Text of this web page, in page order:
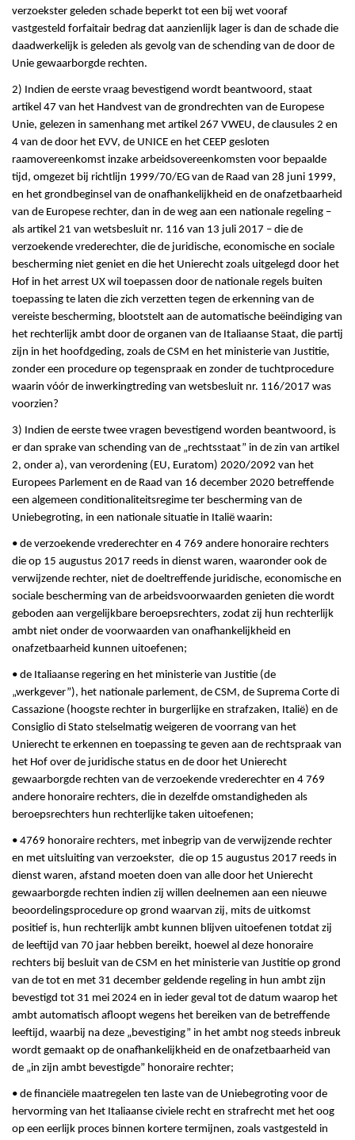
verzoekster geleden schade beperkt tot een bij wet vooraf
vastgesteld forfaitair bedrag dat aanzienlijk lager is dan de schade die
daadwerkelijk is geleden als gevolg van de schending van de door de
Unie gewaarborgde rechten.
2) Indien de eerste vraag bevestigend wordt beantwoord, staat
artikel 47 van het Handvest van de grondrechten van de Europese
Unie, gelezen in samenhang met artikel 267 VWEU, de clausules 2 en
4 van de door het EVV, de UNICE en het CEEP gesloten
raamovereenkomst inzake arbeidsovereenkomsten voor bepaalde
tijd, omgezet bij richtlijn 1999/70/EG van de Raad van 28 juni 1999,
en het grondbeginsel van de onafhankelijkheid en de onafzetbaarheid
van de Europese rechter, dan in de weg aan een nationale regeling –
als artikel 21 van wetsbesluit nr. 116 van 13 juli 2017 – die de
verzoekende vrederechter, die de juridische, economische en sociale
bescherming niet geniet en die het Unierecht zoals uitgelegd door het
Hof in het arrest UX wil toepassen door de nationale regels buiten
toepassing te laten die zich verzetten tegen de erkenning van de
vereiste bescherming, blootstelt aan de automatische beëindiging van
het rechterlijk ambt door de organen van de Italiaanse Staat, die partij
zijn in het hoofdgeding, zoals de CSM en het ministerie van Justitie,
zonder een procedure op tegenspraak en zonder de tuchtprocedure
waarin vóór de inwerkingtreding van wetsbesluit nr. 116/2017 was
voorzien?
3) Indien de eerste twee vragen bevestigend worden beantwoord, is
er dan sprake van schending van de „rechtsstaat” in de zin van artikel
2, onder a), van verordening (EU, Euratom) 2020/2092 van het
Europees Parlement en de Raad van 16 december 2020 betreffende
een algemeen conditionaliteitsregime ter bescherming van de
Uniebegroting, in een nationale situatie in Italië waarin:
• de verzoekende vrederechter en 4 769 andere honoraire rechters
die op 15 augustus 2017 reeds in dienst waren, waaronder ook de
verwijzende rechter, niet de doeltreffende juridische, economische en
sociale bescherming van de arbeidsvoorwaarden genieten die wordt
geboden aan vergelijkbare beroepsrechters, zodat zij hun rechterlijk
ambt niet onder de voorwaarden van onafhankelijkheid en
onafzetbaarheid kunnen uitoefenen;
• de Italiaanse regering en het ministerie van Justitie (de
„werkgever”), het nationale parlement, de CSM, de Suprema Corte di
Cassazione (hoogste rechter in burgerlijke en strafzaken, Italië) en de
Consiglio di Stato stelselmatig weigeren de voorrang van het
Unierecht te erkennen en toepassing te geven aan de rechtspraak van
het Hof over de juridische status en de door het Unierecht
gewaarborgde rechten van de verzoekende vrederechter en 4 769
andere honoraire rechters, die in dezelfde omstandigheden als
beroepsrechters hun rechterlijke taken uitoefenen;
• 4769 honoraire rechters, met inbegrip van de verwijzende rechter
en met uitsluiting van verzoekster, die op 15 augustus 2017 reeds in
dienst waren, afstand moeten doen van alle door het Unierecht
gewaarborgde rechten indien zij willen deelnemen aan een nieuwe
beoordelingsprocedure op grond waarvan zij, mits de uitkomst
positief is, hun rechterlijk ambt kunnen blijven uitoefenen totdat zij
de leeftijd van 70 jaar hebben bereikt, hoewel al deze honoraire
rechters bij besluit van de CSM en het ministerie van Justitie op grond
van de tot en met 31 december geldende regeling in hun ambt zijn
bevestigd tot 31 mei 2024 en in ieder geval tot de datum waarop het
ambt automatisch afloopt wegens het bereiken van de betreffende
leeftijd, waarbij na deze „bevestiging” in het ambt nog steeds inbreuk
wordt gemaakt op de onafhankelijkheid en de onafzetbaarheid van
de „in zijn ambt bevestigde” honoraire rechter;
• de financiële maatregelen ten laste van de Uniebegroting voor de
hervorming van het Italiaanse civiele recht en strafrecht met het oog
op een eerlijk proces binnen kortere termijnen, zoals vastgesteld in